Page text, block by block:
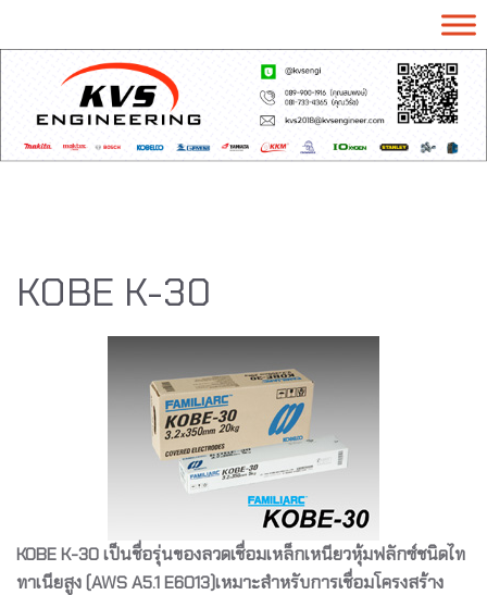
KOBE K-30
KOBE K-30 เป็นชื่อรุ่นของลวดเชื่อมเหล็กเหนียวหุ้มฟลักซ์ชนิดไท
ทาเนียสูง (AWS A5.1 E6013)เหมาะสำหรับการเชื่อมโครงสร้าง